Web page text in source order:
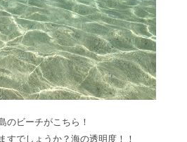
のビーチがこちら！
すでしょうか？海の透明度！！